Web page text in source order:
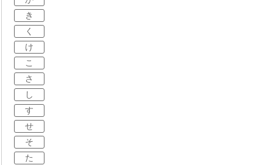
き
く
け
こ
さ
し
す
せ
そ
た